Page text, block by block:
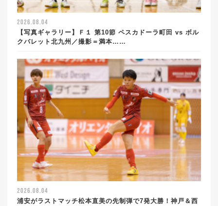
2026.08.04
【写真ギャラリー】Ｆ１ 第10節 ペスカドーラ町田 vs ボル
クバレット北九州／撮影＝満本……
2026.08.04
浦安がラストマッチ松本直美の先制弾で7発大勝！神戸＆西